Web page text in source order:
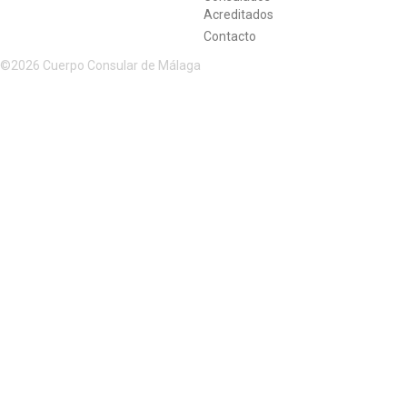
Acreditados
Contacto
©2026 Cuerpo Consular de Málaga